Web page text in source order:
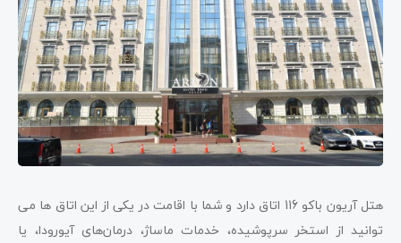
هتل آریون باکو 116 اتاق دارد و شما با اقامت در یکی از این اتاق ها می
توانید از استخر سرپوشیده، خدمات ماساژ، درمان‌های آیورودا، یا